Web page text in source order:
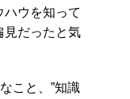
ハウを知って
見だったと気
こと、”知識